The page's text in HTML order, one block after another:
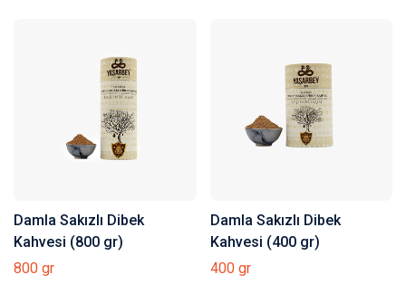
Damla Sakızlı Dibek
Kahvesi (800 gr)
800 gr
Damla Sakızlı Dibek
Kahvesi (400 gr)
400 gr